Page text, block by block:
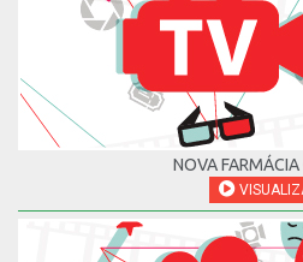
NOVA